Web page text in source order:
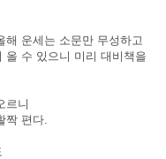
해 운세는 소문만 무성하고
올 수 있으니 미리 대비책을
르니
짝 편다.